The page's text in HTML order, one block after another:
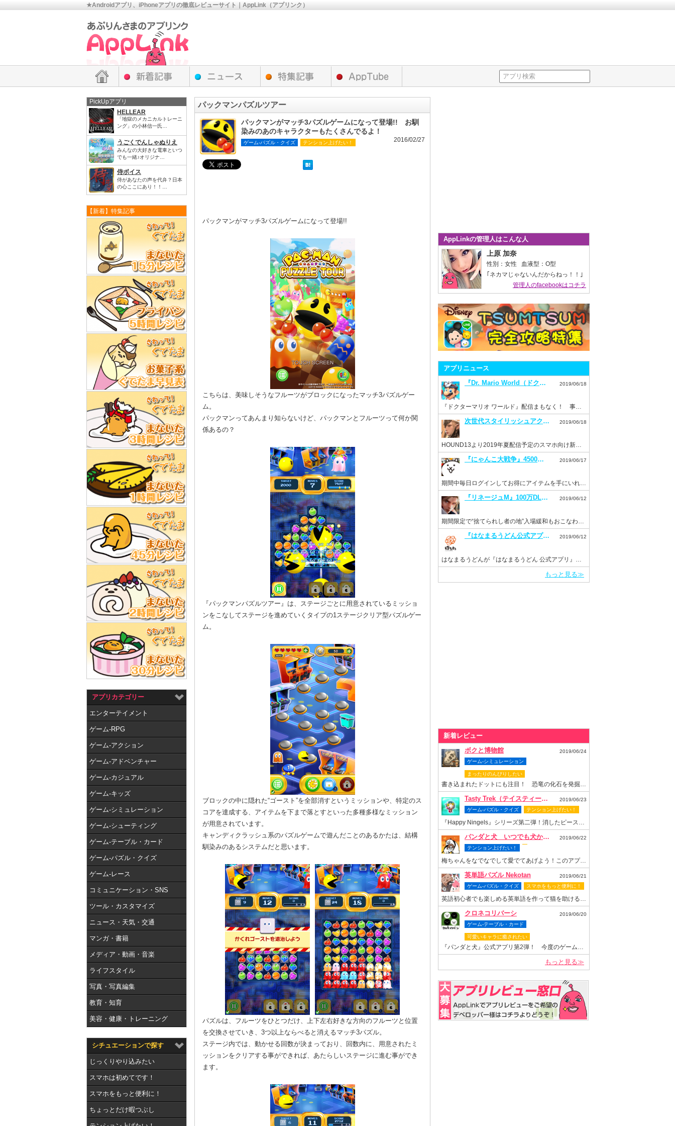
★Androidアプリ、iPhoneアプリの徹底レビューサイト｜AppLink（アプリンク）
PickUpアプリ
HELLEAR
「地獄のメカニカルトレーニ
ング」の小林信一氏…
うごくでんしゃぬりえ
みんなの大好きな電車といつ
でも一緒♪オリジナ…
侍ボイス
侍があなたの声を代弁？日本
の心ここにあり！！…
【新着】特集記事
アプリカテゴリー
エンターテイメント
ゲーム-RPG
ゲーム-アクション
ゲーム-アドベンチャー
ゲーム-カジュアル
ゲーム-キッズ
ゲーム-シミュレーション
ゲーム-シューティング
ゲーム-テーブル・カード
ゲーム-パズル・クイズ
ゲーム-レース
コミュニケーション・SNS
ツール・カスタマイズ
ニュース・天気・交通
マンガ・書籍
メディア・動画・音楽
ライフスタイル
写真・写真編集
教育・知育
美容・健康・トレーニング
シチュエーションで探す
じっくりやり込みたい
スマホは初めてです！
スマホをもっと便利に！
ちょっとだけ暇つぶし
パックマンパズルツアー
パックマンがマッチ3パズルゲームになって登場!! お馴
染みのあのキャラクターもたくさんでるよ！
ゲーム-パズル・クイズ テンション上げたい！ 2016/02/27
パックマンがマッチ3パズルゲームになって登場!!
こちらは、美味しそうなフルーツがブロックになったマッチ3パズルゲー
ム。
パックマンってあんまり知らないけど、パックマンとフルーツって何か関
係あるの？
『パックマンパズルツアー』は、ステージごとに用意されているミッショ
ンをこなしてステージを進めていくタイプの1ステージクリア型パズルゲー
ム。
ブロックの中に隠れた“ゴースト”を全部消すというミッションや、特定のス
コアを達成する、アイテムを下まで落とすといった多種多様なミッション
が用意されています。
キャンディクラッシュ系のパズルゲームで遊んだことのあるかたは、結構
馴染みのあるシステムだと思います。
パズルは、フルーツをひとつだけ、上下左右好きな方向のフルーツと位置
を交換させていき、3つ以上ならべると消えるマッチ3パズル。
ステージ内では、動かせる回数が決まっており、回数内に、用意されたミ
ッションをクリアする事ができれば、あたらしいステージに進む事ができ
ます。
AppLinkの管理人はこんな人
上原 加奈
性別：女性 血液型：O型
｢ネカマじゃないんだからねっ！！｣
管理人のfacebookはコチラ
アプリニュース
『Dr. Mario World（ドクターマリオ ワールド）』7月10日配信決定！事前登録もスタート！
2019/06/18
『ドクターマリオ ワールド』配信まもなく！ 事前登録を済ませておこう！
次世代スタイリッシュアクション『ハンドレッドソウル』事前登録スタート！ 2019/06/18
HOUND13より2019年夏配信予定のスマホ向け新作ゲーム『ハンドレッドソウル』事前登録開始
『にゃんこ大戦争』4500万DL突破記念イベントを開催。毎日ログインでネコカン20個もらえる！ 2019/06/17
期間中毎日ログインしてお得にアイテムを手にいれよう！
『リネージュM』100万DL突破を記念して“ドラゴンのサファイア”などを配布。新イベント“Versus”も開催！ 2019/06/12
期間限定で“捨てられし者の地”入場緩和もおこなわれる。
『はなまるうどん公式アプリ』がリニューアルして6月11日より配信開始！ 2019/06/12
はなまるうどんが『はなまるうどん 公式アプリ』をInsight Coreで開発
もっと見る≫
新着レビュー
ボクと博物館
2019/06/24
ゲーム-シミュレーション
まったりのんびりしたい
書き込まれたドットにも注目！ 恐竜の化石を発掘して博物館を再建しよう
Tasty Trek（テイスティー・トレック）
2019/06/23
ゲーム-パズル・クイズ
テンション上げたい！
『Happy Ningels』シリーズ第二弾！消したピースでスロットも回せちゃう爽快感抜群のなぞりパズルゲーム！
パンダと犬 いつでも犬かわいーぬ
2019/06/22
テンション上げたい！
梅ちゃんをなでなでして愛でてあげよう！このアプリがあれば梅ちゃんといつまでもいっしょ！
英単語パズル Nekotan
2019/06/21
ゲーム-パズル・クイズ
スマホをもっと便利に！
英語初心者でも楽しめる英単語を作って猫を助ける可愛いパズルゲーム
クロネコリバーシ
2019/06/20
ゲーム-テーブル・カード
可愛いキャラに癒されたい
『パンダと犬』公式アプリ第2弾！ 今度のゲームは“クロネコヤマモト”が主役のリバーシゲーム！
もっと見る≫